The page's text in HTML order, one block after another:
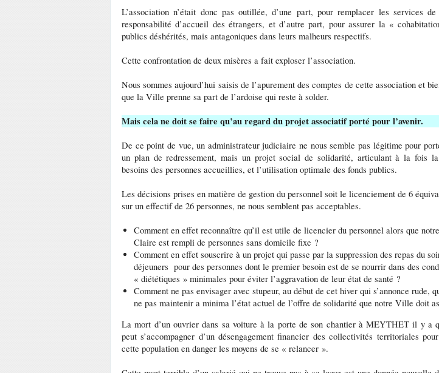
L’association n’était donc pas outillée, d’une part, pour remplacer les services
responsabilité d’accueil des étrangers, et d’autre part, pour assurer la «
publics déshérités, mais antagoniques dans leurs malheurs respectifs.
Cette confrontation de deux misères a fait exploser l’association.
Nous sommes aujourd’hui saisis de l’apurement des comptes de cette association et
que la Ville prenne sa part de l’ardoise qui reste à solder.
Mais cela ne doit se faire qu’au regard du projet associatif porté pour l’avenir.
De ce point de vue, un administrateur judiciaire ne nous semble pas légitime pour
un plan de redressement, mais un projet social de solidarité, articulant à la fois
besoins des personnes accueillies, et l’utilisation optimale des fonds publics.
Les décisions prises en matière de gestion du personnel soit le licenciement de 6
sur un effectif de 26 personnes, ne nous semblent pas acceptables.
Comment en effet reconnaître qu’il est utile de licencier du personnel alors que
Claire est rempli de personnes sans domicile fixe ?
Comment en effet souscrire à un projet qui passe par la suppression des repas du
déjeuners pour des personnes dont le premier besoin est de se nourrir dans des
« diététiques » minimales pour éviter l’aggravation de leur état de santé ?
Comment ne pas envisager avec stupeur, au début de cet hiver qui s’annonce rude,
ne pas maintenir a minima l’état actuel de l’offre de solidarité que notre Ville doit
La mort d’un ouvrier dans sa voiture à la porte de son chantier à MEYTHET il y a
peut s’accompagner d’un désengagement financier des collectivités territoriales
cette population en danger les moyens de se « relancer ».